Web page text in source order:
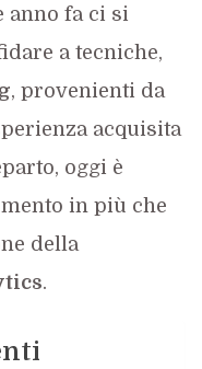
anno fa ci si
a tecniche,
, provenienti da
acquisita
oggi è
in più che
della
.